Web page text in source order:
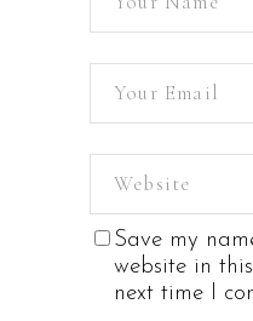
Save my
website in
next time I